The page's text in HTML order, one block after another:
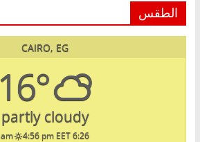
الطقس
CAIRO, EG
16°
partly cloudy
6:26 am
4:56 pm EET